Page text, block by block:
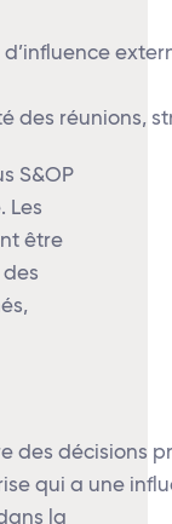
des réunions,
S&OP
Les
être
des décisions
qui a une
la